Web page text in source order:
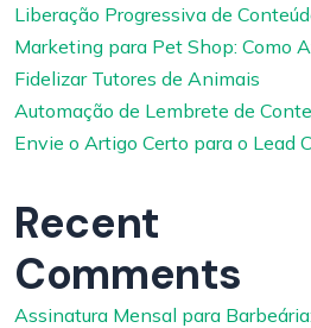
Liberação Progressiva de
Marketing para Pet Shop: Como
Fidelizar Tutores de Animais
Automação de Lembrete de
Envie o Artigo Certo para o Lead
Recent
Comments
Assinatura Mensal para